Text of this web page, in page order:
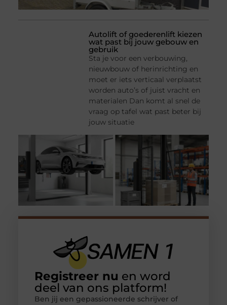
Autolift of goederenlift kiezen
wat past bij jouw gebouw en
gebruik
Sta je voor een verbouwing,
nieuwbouw of herinrichting en
moet er iets verticaal verplaatst
worden auto’s of juist vracht en
materialen Dan komt al snel de
vraag op tafel wat past beter bij
jouw situatie
Registreer nu en word
deel van ons platform!
Ben jij een gepassioneerde schrijver of